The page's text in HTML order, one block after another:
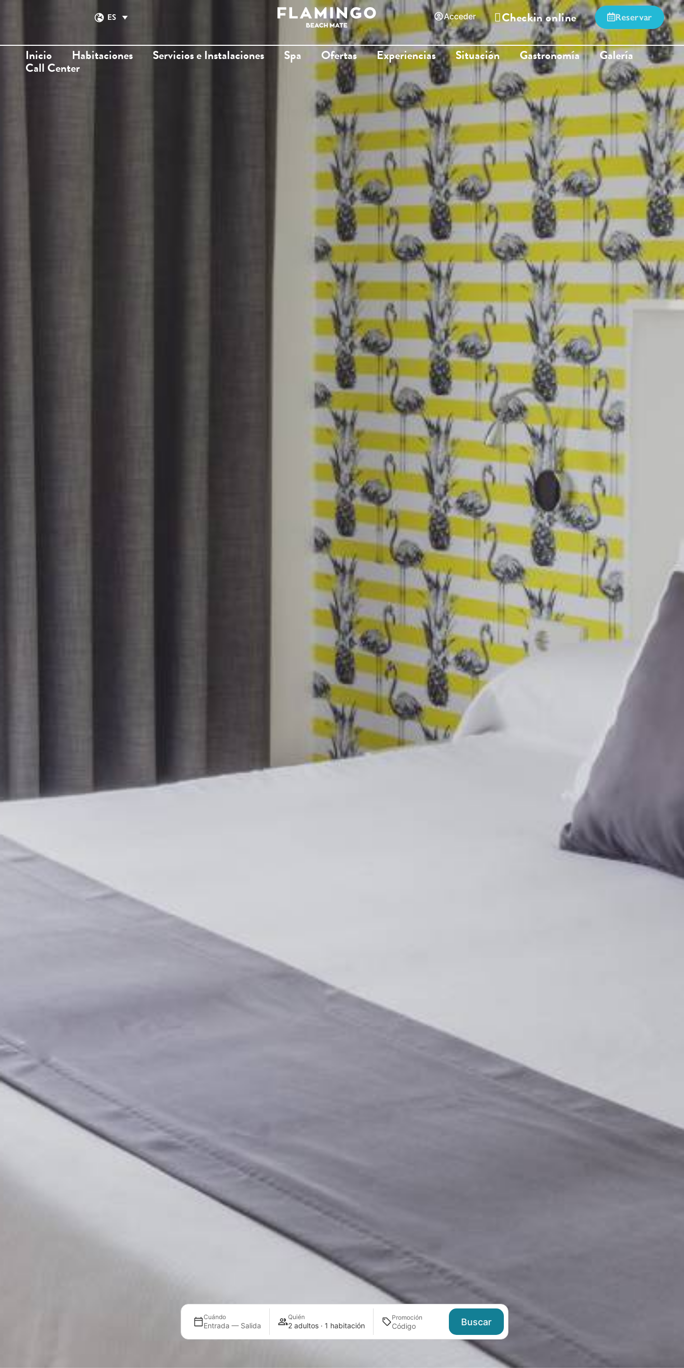
ES Acceder Checkin online Reservar
Inicio Habitaciones Servicios e Instalaciones Spa Ofertas Experiencias Situación Gastronomía Galería
Call Center
Cuándo
Entrada — Salida
Quién
2 adultos · 1 habitación
Promoción Buscar